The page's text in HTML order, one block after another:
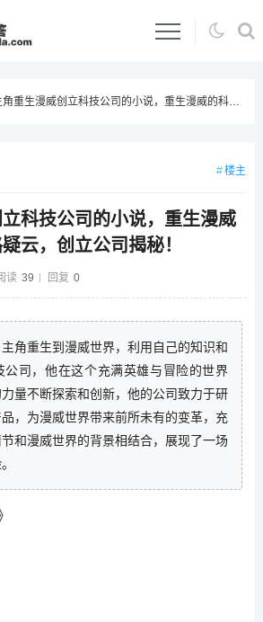
重生漫威创立科技公司的小说，重生漫威的科技巨头之路疑云，创立公司揭秘！
科技公司的小说，重生漫威
云，创立公司揭秘！
读 39 回复 0
楼主
角重生到漫威世界，利用自己的知识和
公司，他在这个充满英雄与冒险的世界
量不断探索和创新，他的公司致力于研
，为漫威世界带来前所未有的变革，充
和漫威世界的背景相结合，展现了一场